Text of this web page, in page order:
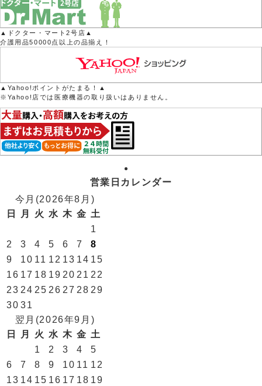
▲ドクター・マート2号店▲
介護用品50000点以上の品揃え！
▲Yahoo!ポイントがたまる！▲
※Yahoo!店では医療機器の取り扱いはありません。
営業日カレンダー
今月(2026年8月)
日
月 火 水 木 金 土
1
2
3 4 5 6 7
8
9
10 11 12 13 14 15
16 17 18 19 20 21 22
23 24 25 26 27 28 29
30 31
翌月(2026年9月)
日
月 火 水 木 金 土
1
2 3 4
5
6
7 8 9 10 11 12
13 14 15 16 17 18 19